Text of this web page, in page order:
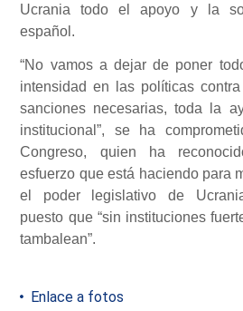
Ucrania todo el apoyo y la
español.
“No vamos a dejar de poner
intensidad en las políticas
sanciones necesarias, toda la
institucional”, se ha
Congreso, quien ha
esfuerzo que está haciendo para
el poder legislativo de
puesto que “sin instituciones
tambalean”.
Enlace a fotos